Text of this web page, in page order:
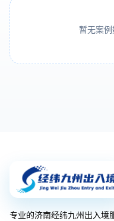
暂无案例
专业的济南经纬九州出入境